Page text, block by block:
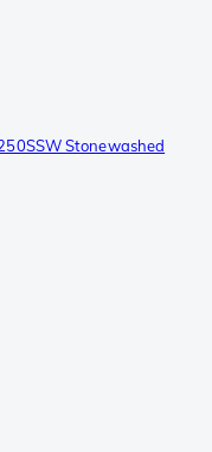
Stonewashed